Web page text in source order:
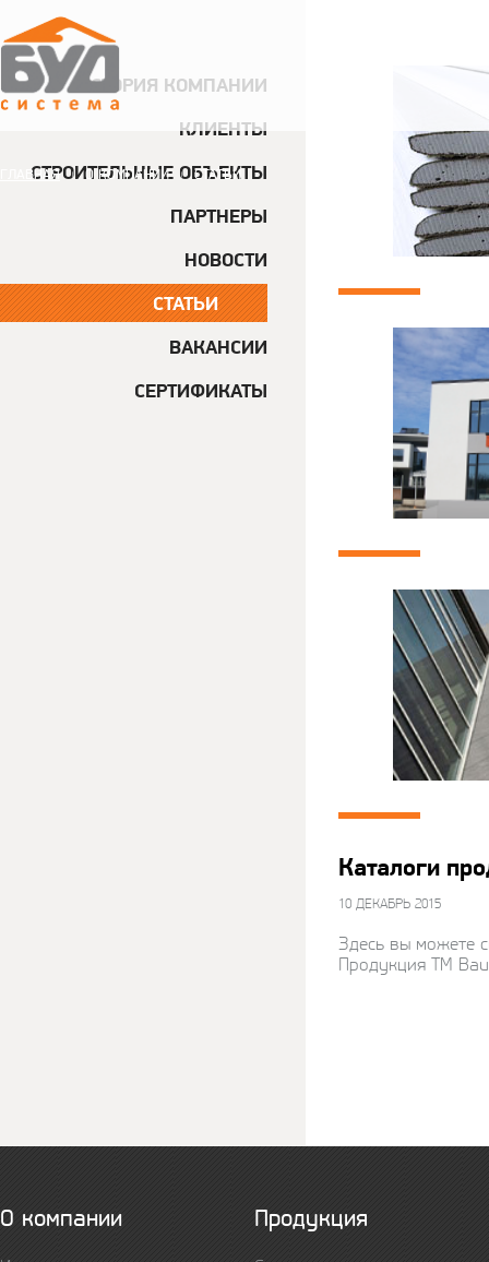
ГЛАВНАЯ | О КОМПАНИИ | СТАТЬИ
ИСТОРИЯ КОМПАНИИ
КЛИЕНТЫ
СТРОИТЕЛЬНЫЕ ОБЪЕКТЫ
ПАРТНЕРЫ
НОВОСТИ
СТАТЬИ
ВАКАНСИИ
СЕРТИФИКАТЫ
Каталоги
10 ДЕКАБРЬ 2015
Здесь вы можете
Продукция ТМ
О компании Продукция